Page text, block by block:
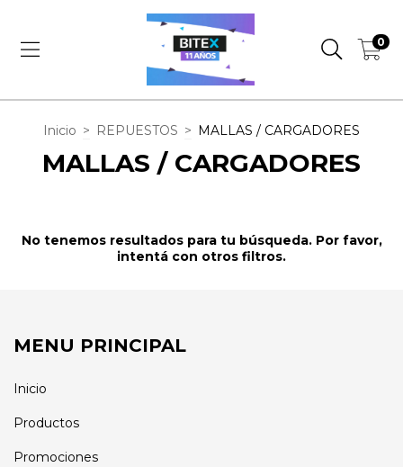
0
Inicio > REPUESTOS > MALLAS / CARGADORES
MALLAS / CARGADORES
No tenemos resultados para tu búsqueda. Por favor,
intentá con otros filtros.
MENU PRINCIPAL
Inicio
Productos
Promociones